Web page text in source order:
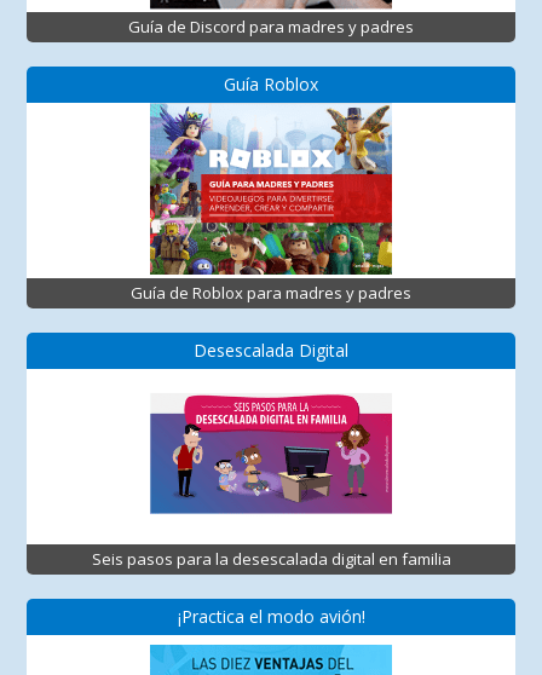
Guía de Discord para madres y padres
Guía Roblox
Guía de Roblox para madres y padres
Desescalada Digital
Seis pasos para la desescalada digital en familia
¡Practica el modo avión!